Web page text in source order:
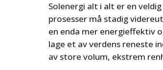
Solenergi alt i alt er en
prosesser må stadig
en enda mer energieffektiv
lage et av verdens reneste
av store volum, ekstrem